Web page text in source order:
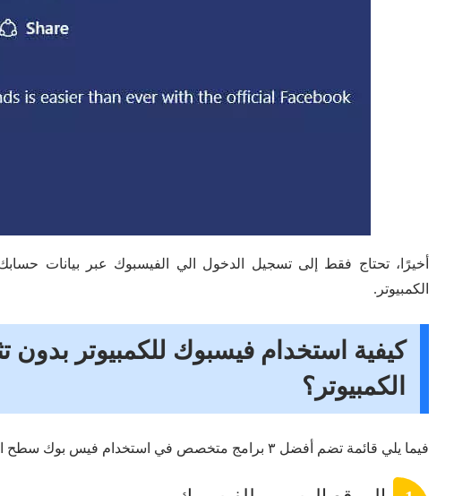
أخيرًا، تحتاج فقط إلى تسجيل الدخول الي الفيسبوك عبر بيانات
الكمبيوتر.
كيفية استخدام فيسبوك للكمبيوتر بدون
الكمبيوتر؟
فيما يلي قائمة تضم أفضل ٣ برامج متخصص في استخدام فيس بوك سطح المكتب بدون تثبيت.